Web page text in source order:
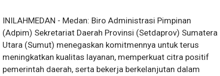
INILAHMEDAN - Medan: Biro Administrasi Pimpinan
(Adpim) Sekretariat Daerah Provinsi (Setdaprov) Sumatera
Utara (Sumut) menegaskan komitmennya untuk terus
meningkatkan kualitas layanan, memperkuat citra positif
pemerintah daerah, serta bekerja berkelanjutan dalam